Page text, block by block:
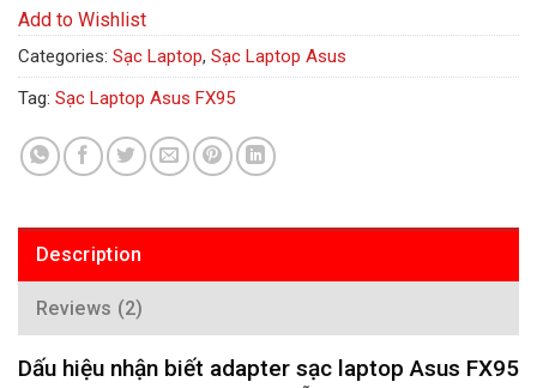
Add to Wishlist
Categories: Sạc Laptop, Sạc Laptop Asus
Tag: Sạc Laptop Asus FX95
Description
Reviews (2)
Dấu hiệu nhận biết adapter sạc laptop Asus FX95